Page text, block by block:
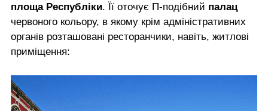
площа Республіки. Її оточує П-подібний палац
червоного кольору, в якому крім адміністративних
органів розташовані ресторанчики, навіть, житлові
приміщення: